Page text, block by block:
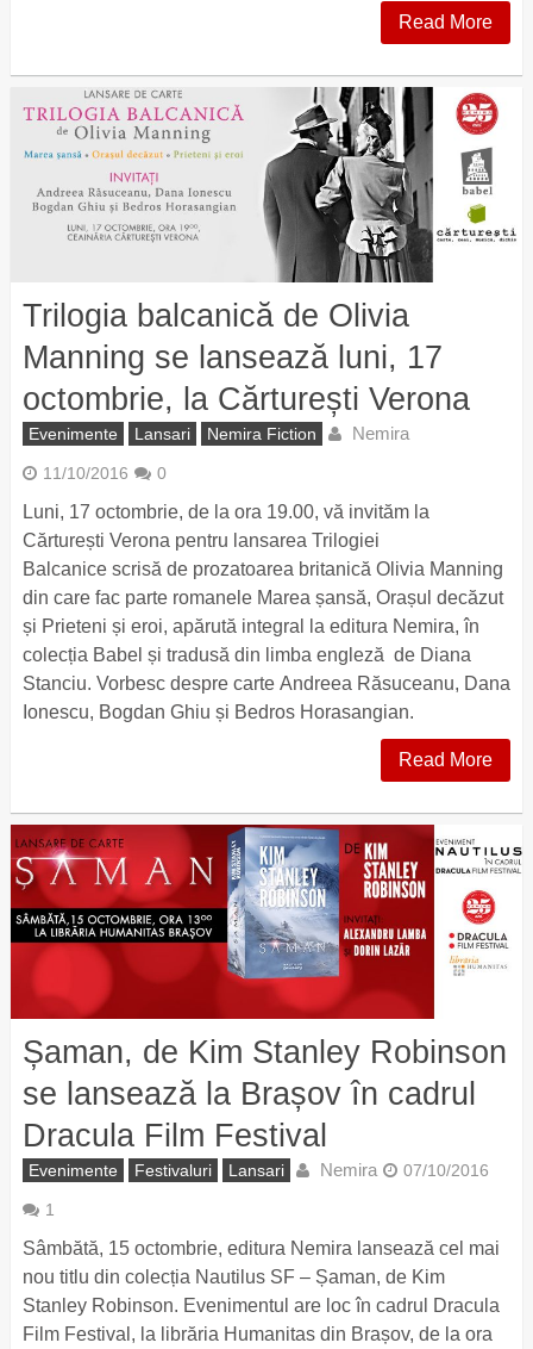
Read More
Trilogia balcanică de Olivia
Manning se lansează luni, 17
octombrie, la Cărturești Verona
Evenimente Lansari Nemira Fiction Nemira
11/10/2016 0
Luni, 17 octombrie, de la ora 19.00, vă invităm la
Cărturești Verona pentru lansarea Trilogiei
Balcanice scrisă de prozatoarea britanică Olivia Manning
din care fac parte romanele Marea șansă, Orașul decăzut
și Prieteni și eroi, apărută integral la editura Nemira, în
colecția Babel și tradusă din limba engleză de Diana
Stanciu. Vorbesc despre carte Andreea Răsuceanu, Dana
Ionescu, Bogdan Ghiu și Bedros Horasangian.
Read More
Șaman, de Kim Stanley Robinson
se lansează la Brașov în cadrul
Dracula Film Festival
Evenimente Festivaluri Lansari Nemira 07/10/2016
1
Sâmbătă, 15 octombrie, editura Nemira lansează cel mai
nou titlu din colecția Nautilus SF – Șaman, de Kim
Stanley Robinson. Evenimentul are loc în cadrul Dracula
Film Festival, la librăria Humanitas din Brașov, de la ora